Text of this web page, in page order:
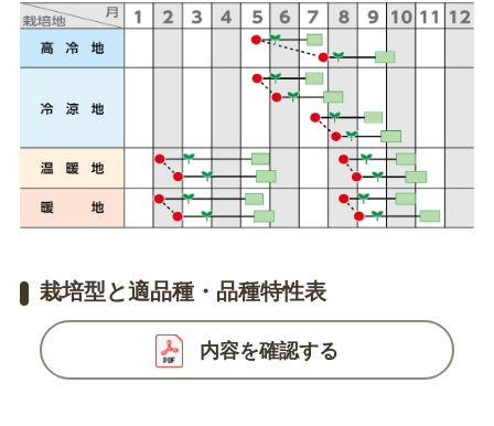
栽培型と適品種・品種特性表
内容を確認する